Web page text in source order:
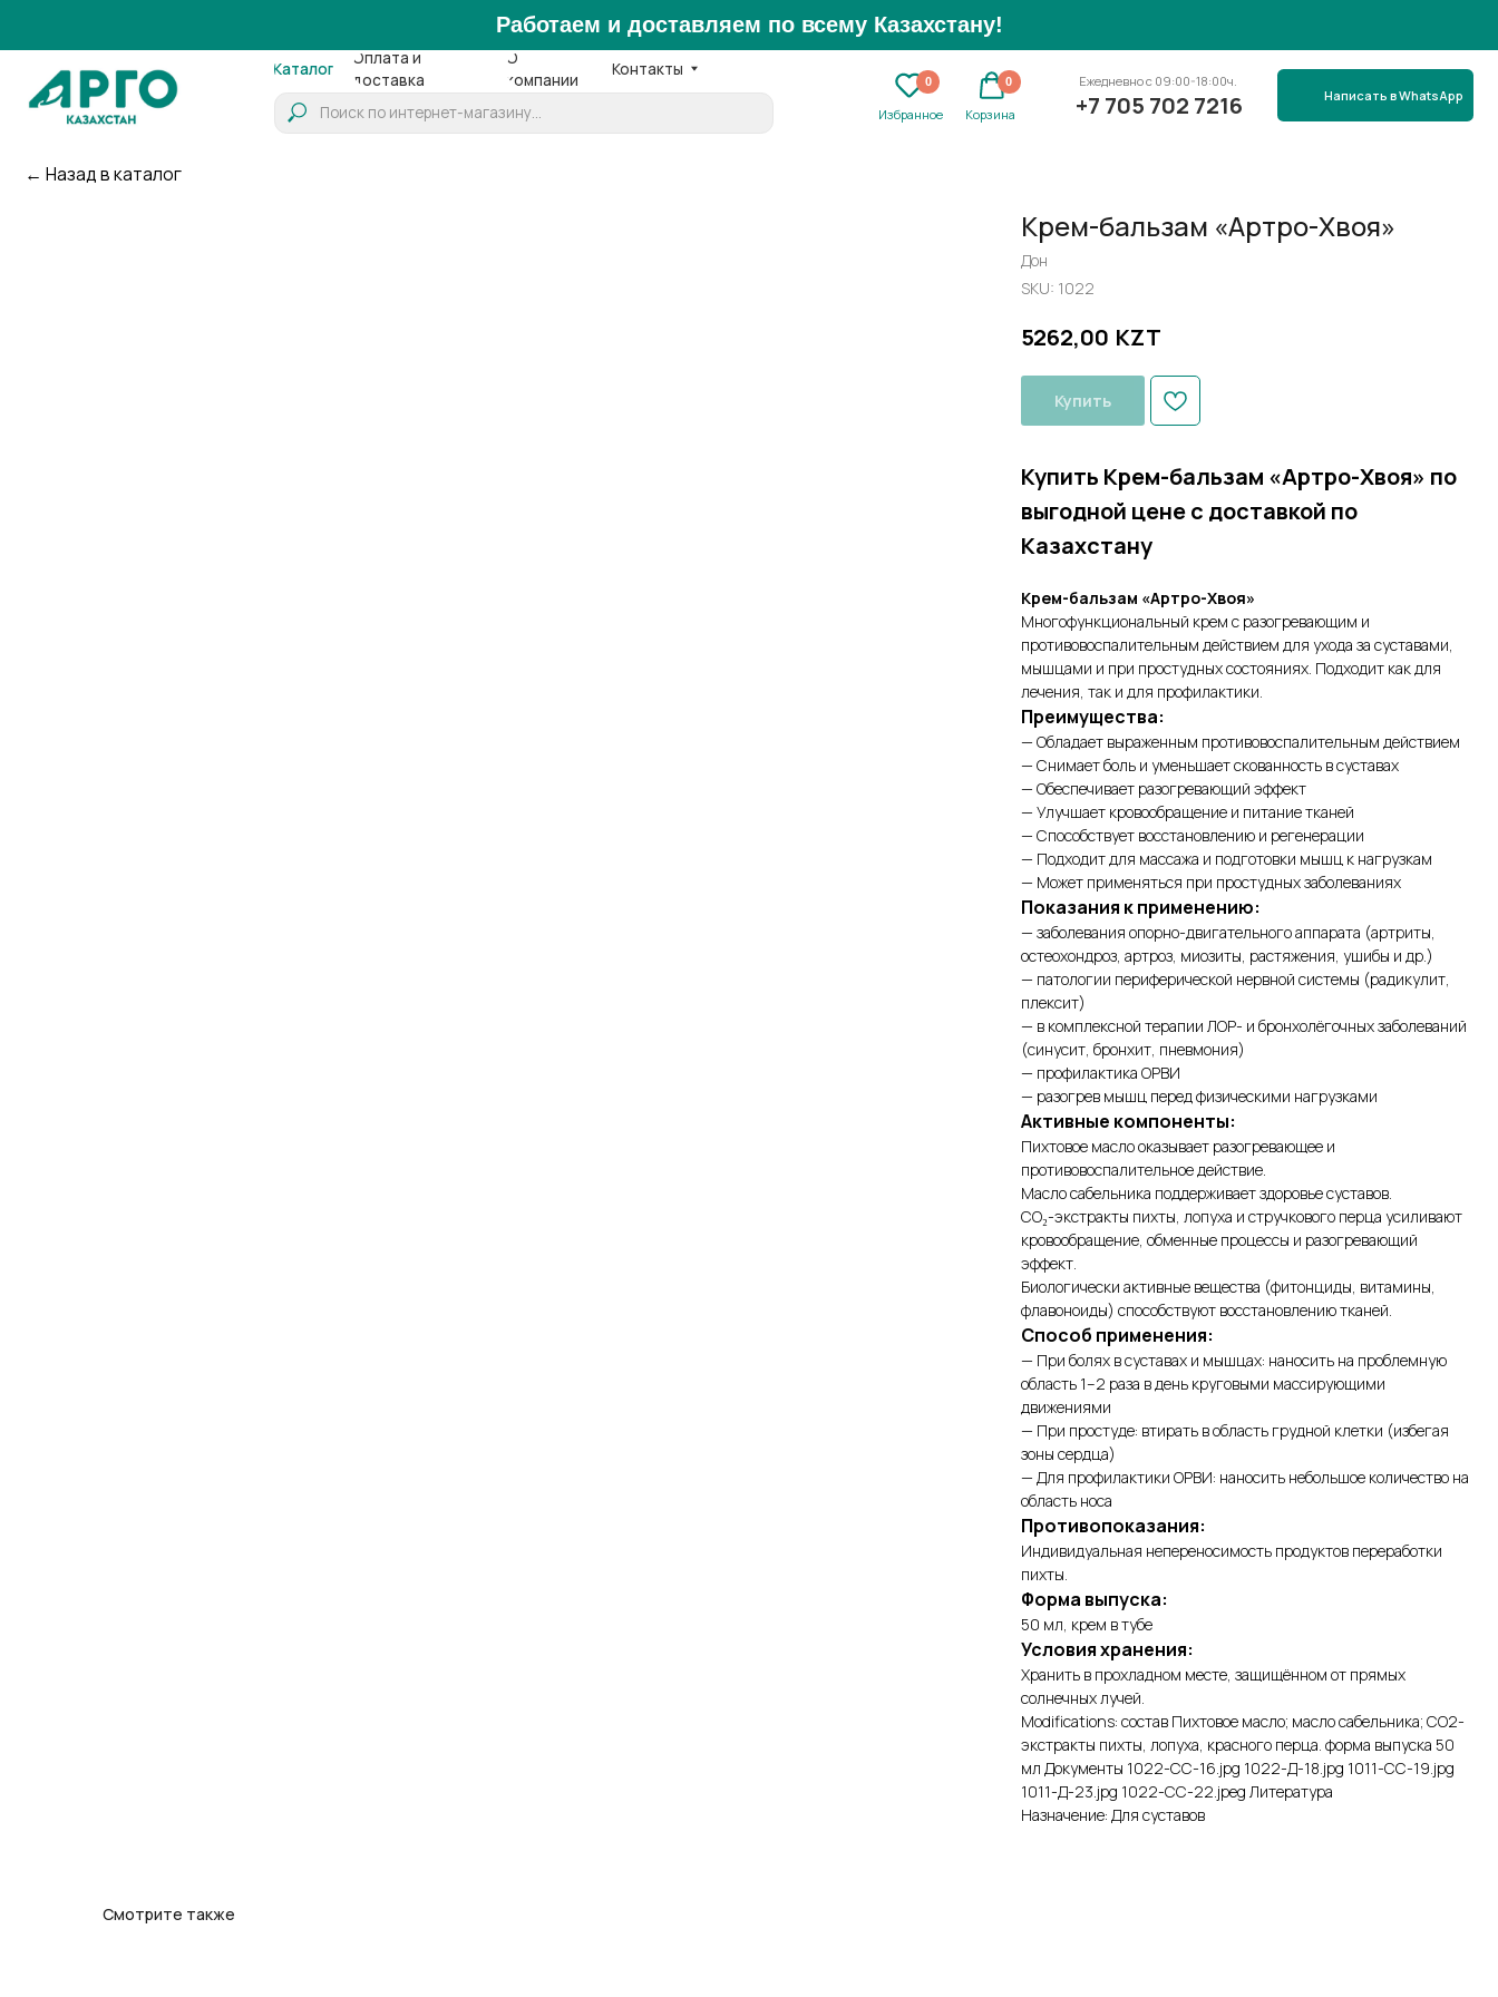
Каталог
О
Оплата и
доставка
+7 705 702 7216 Написать в WhatsApp
0 Ежедневно с 09:00-18:00ч.
Работаем и доставляем по всему Казахстану!
Крем-бальзам «Артро-Хвоя»
Дон
SKU: 1022
5262,00 KZT
Купить
Купить Крем-бальзам «Артро-Хвоя» по
выгодной цене с доставкой по
Казахстану
Крем-бальзам «Артро-Хвоя»
Многофункциональный крем с разогревающим и
противовоспалительным действием для ухода за суставами,
мышцами и при простудных состояниях. Подходит как для
лечения, так и для профилактики.
Преимущества:
— Обладает выраженным противовоспалительным действием
— Снимает боль и уменьшает скованность в суставах
— Обеспечивает разогревающий эффект
— Улучшает кровообращение и питание тканей
— Способствует восстановлению и регенерации
— Подходит для массажа и подготовки мышц к нагрузкам
— Может применяться при простудных заболеваниях
Показания к применению:
— заболевания опорно-двигательного аппарата (артриты,
остеохондроз, артроз, миозиты, растяжения, ушибы и др.)
— патологии периферической нервной системы (радикулит,
плексит)
— в комплексной терапии ЛОР- и бронхолёгочных заболеваний
(синусит, бронхит, пневмония)
— профилактика ОРВИ
— разогрев мышц перед физическими нагрузками
Активные компоненты:
Пихтовое масло оказывает разогревающее и
противовоспалительное действие.
Масло сабельника поддерживает здоровье суставов.
СО₂-экстракты пихты, лопуха и стручкового перца усиливают
кровообращение, обменные процессы и разогревающий
эффект.
Биологически активные вещества (фитонциды, витамины,
флавоноиды) способствуют восстановлению тканей.
Способ применения:
— При болях в суставах и мышцах: наносить на проблемную
область 1–2 раза в день круговыми массирующими
движениями
— При простуде: втирать в область грудной клетки (избегая
зоны сердца)
— Для профилактики ОРВИ: наносить небольшое количество на
область носа
Противопоказания:
Индивидуальная непереносимость продуктов переработки
пихты.
Форма выпуска:
50 мл, крем в тубе
Условия хранения:
Хранить в прохладном месте, защищённом от прямых
солнечных лучей.
Modifications: состав Пихтовое масло; масло сабельника; СО2-
экстракты пихты, лопуха, красного перца. форма выпуска 50
мл Документы 1022-СС-16.jpg 1022-Д-18.jpg 1011-СС-19.jpg
1011-Д-23.jpg 1022-СС-22.jpeg Литература
Назначение: Для суставов
Смотрите также